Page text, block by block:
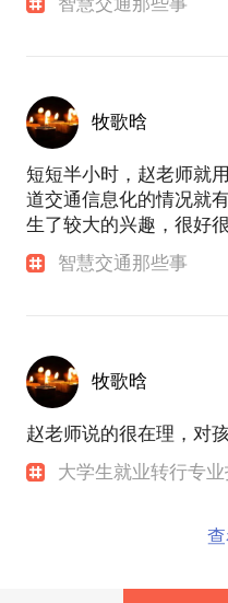
牧歌晗
短短半小时，赵老师就
道交通信息化的情况就
生了较大的兴趣，很好很
智慧交通那些事
牧歌晗
赵老师说的很在理，对
大学生就业转行专业